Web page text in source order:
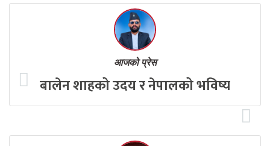
आजको प्रेस
बालेन शाहको उदय र नेपालको भविष्य